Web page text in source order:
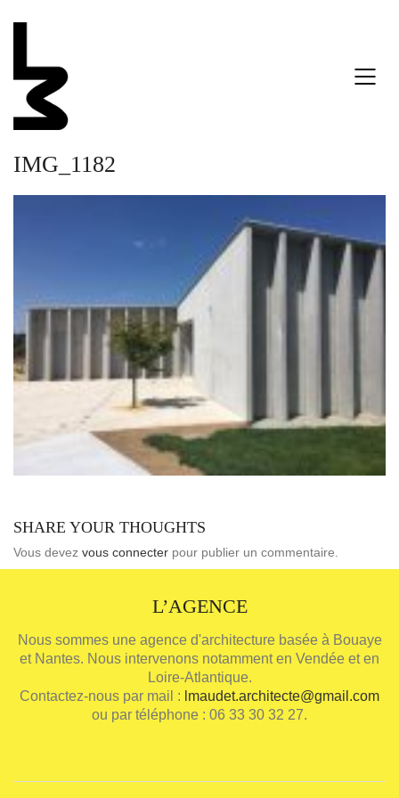
IMG_1182
SHARE YOUR THOUGHTS
Vous devez vous connecter pour publier un commentaire.
L’AGENCE
Nous sommes une agence d'architecture basée à Bouaye
et Nantes. Nous intervenons notamment en Vendée et en
Loire-Atlantique.
Contactez-nous par mail : lmaudet.architecte@gmail.com
ou par téléphone : 06 33 30 32 27.